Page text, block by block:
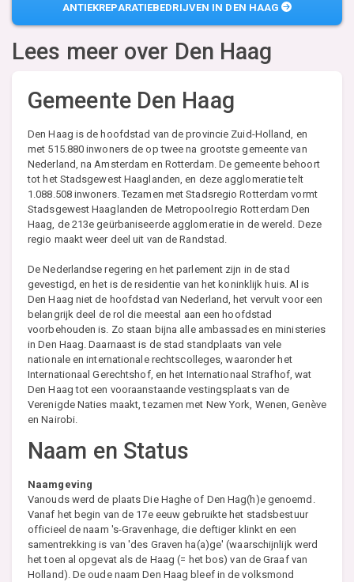
ANTIEKREPARATIEBEDRIJVEN IN DEN HAAG
Lees meer over Den Haag
Gemeente Den Haag
Den Haag is de hoofdstad van de provincie Zuid-Holland, en
met 515.880 inwoners de op twee na grootste gemeente van
Nederland, na Amsterdam en Rotterdam. De gemeente behoort
tot het Stadsgewest Haaglanden, en deze agglomeratie telt
1.088.508 inwoners. Tezamen met Stadsregio Rotterdam vormt
Stadsgewest Haaglanden de Metropoolregio Rotterdam Den
Haag, de 213e geürbaniseerde agglomeratie in de wereld. Deze
regio maakt weer deel uit van de Randstad.
De Nederlandse regering en het parlement zijn in de stad
gevestigd, en het is de residentie van het koninklijk huis. Al is
Den Haag niet de hoofdstad van Nederland, het vervult voor een
belangrijk deel de rol die meestal aan een hoofdstad
voorbehouden is. Zo staan bijna alle ambassades en ministeries
in Den Haag. Daarnaast is de stad standplaats van vele
nationale en internationale rechtscolleges, waaronder het
Internationaal Gerechtshof, en het Internationaal Strafhof, wat
Den Haag tot een vooraanstaande vestingsplaats van de
Verenigde Naties maakt, tezamen met New York, Wenen, Genève
en Nairobi.
Naam en Status
Naamgeving
Vanouds werd de plaats Die Haghe of Den Hag(h)e genoemd.
Vanaf het begin van de 17e eeuw gebruikte het stadsbestuur
officieel de naam 's-Gravenhage, die deftiger klinkt en een
samentrekking is van 'des Graven ha(a)ge' (waarschijnlijk werd
het toen al opgevat als de Haag (= het bos) van de Graaf van
Holland). De oude naam Den Haag bleef in de volksmond